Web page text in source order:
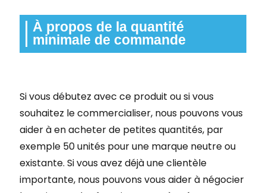
À propos de la quantité
minimale de commande
Si vous débutez avec ce produit ou si vous
souhaitez le commercialiser, nous pouvons vous
aider à en acheter de petites quantités, par
exemple 50 unités pour une marque neutre ou
existante. Si vous avez déjà une clientèle
importante, nous pouvons vous aider à négocier